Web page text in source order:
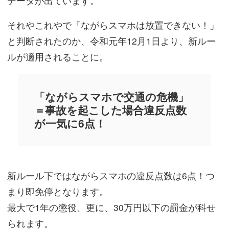
それやこれやで「ながらスマホは放置できない！」
と判断されたのか、令和元年12月1日より、新ルー
ルが適用されることに。
「ながらスマホで交通の危機」
＝事故を起こした場合違反点数
が一気に6点！
新ルール下ではながらスマホの違反点数は6点！つ
まり即免停となります。
最大で1年の懲役、更に、30万円以下の罰金が科せ
られます。